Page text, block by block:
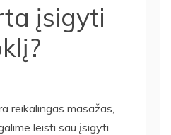
įsigyti
reikalingas masažas,
leisti sau įsigyti